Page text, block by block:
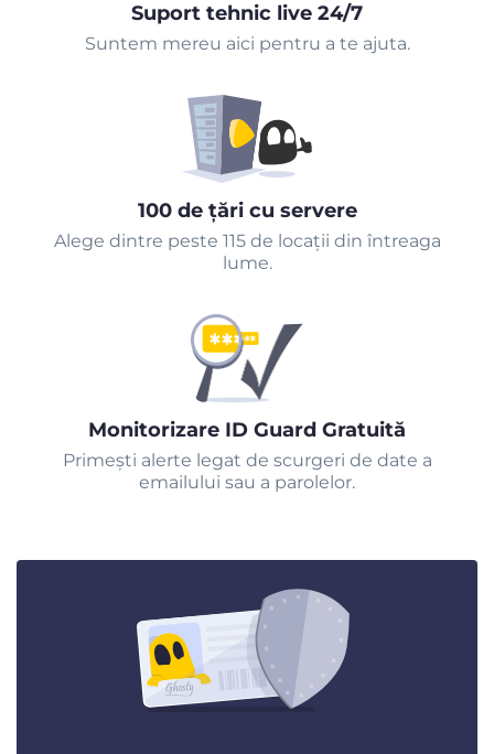
Suport tehnic live 24/7
Suntem mereu aici pentru a te ajuta.
100 de țări cu servere
Alege dintre peste 115 de locații din întreaga
lume.
Monitorizare ID Guard Gratuită
Primeşti alerte legat de scurgeri de date a
emailului sau a parolelor.